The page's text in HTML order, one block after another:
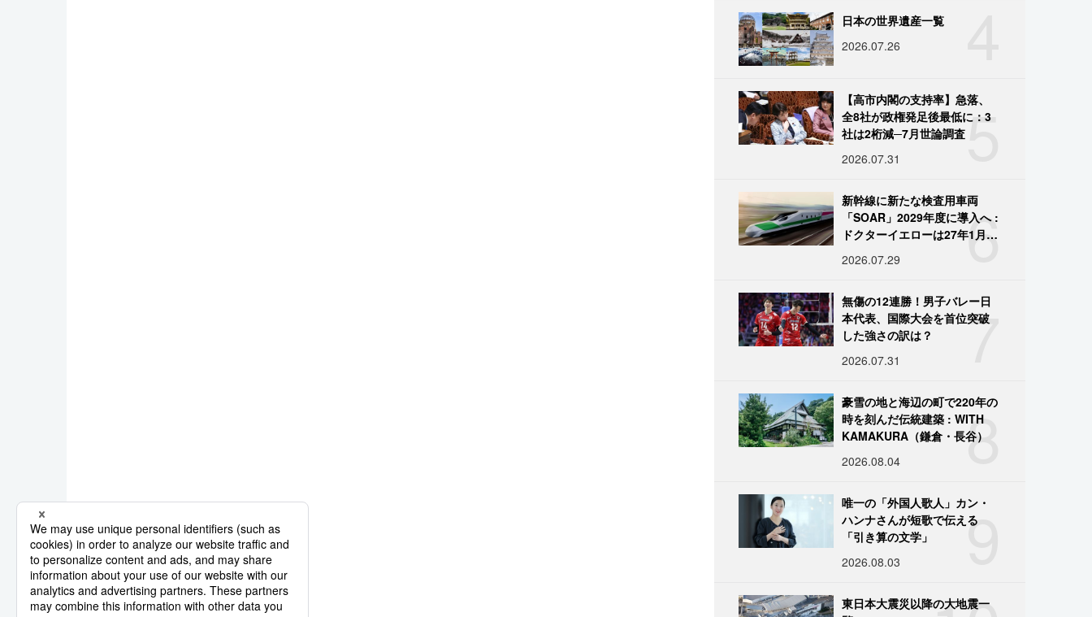
日本の世界遺産一覧
2026.07.26
5
【高市内閣の支持率】急落、
全8社が政権発足後最低に：3
社は2桁減─7月世論調査
2026.07.31
6
新幹線に新たな検査用車両
「SOAR」2029年度に導入へ :
ドクターイエローは27年1月に
2026.07.29
7
無傷の12連勝！男子バレー日
本代表、国際大会を首位突破
した強さの訳は？
2026.07.31
8
豪雪の地と海辺の町で220年の
時を刻んだ伝統建築 : WITH
KAMAKURA（鎌倉・長谷）
2026.08.04
9
唯一の「外国人歌人」カン・
ハンナさんが短歌で伝える
「引き算の文学」
2026.08.03
東日本大震災以降の大地震一